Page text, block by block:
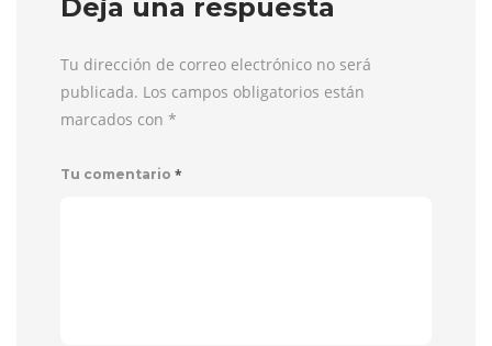
Deja una respuesta
Tu dirección de correo electrónico no será
publicada. Los campos obligatorios están
marcados con *
Tu comentario *